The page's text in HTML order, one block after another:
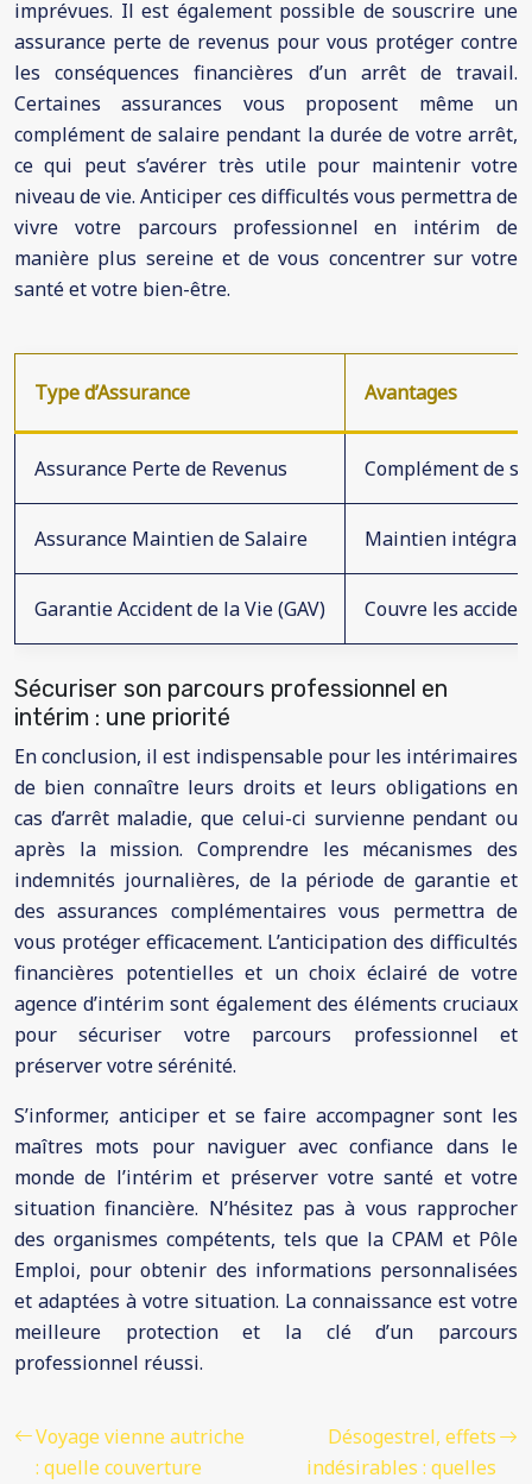
imprévues. Il est également possible de souscrire une
assurance perte de revenus pour vous protéger contre
les conséquences financières d’un arrêt de travail.
Certaines assurances vous proposent même un
complément de salaire pendant la durée de votre arrêt,
ce qui peut s’avérer très utile pour maintenir votre
niveau de vie. Anticiper ces difficultés vous permettra de
vivre votre parcours professionnel en intérim de
manière plus sereine et de vous concentrer sur votre
santé et votre bien-être.
Type d’Assurance Avantages
Assurance Perte de Revenus Complément de
Assurance Maintien de Salaire Maintien intégral
Garantie Accident de la Vie (GAV) Couvre les
Sécuriser son parcours professionnel en
intérim : une priorité
En conclusion, il est indispensable pour les intérimaires
de bien connaître leurs droits et leurs obligations en
cas d’arrêt maladie, que celui-ci survienne pendant ou
après la mission. Comprendre les mécanismes des
indemnités journalières, de la période de garantie et
des assurances complémentaires vous permettra de
vous protéger efficacement. L’anticipation des difficultés
financières potentielles et un choix éclairé de votre
agence d’intérim sont également des éléments cruciaux
pour sécuriser votre parcours professionnel et
préserver votre sérénité.
S’informer, anticiper et se faire accompagner sont les
maîtres mots pour naviguer avec confiance dans le
monde de l’intérim et préserver votre santé et votre
situation financière. N’hésitez pas à vous rapprocher
des organismes compétents, tels que la CPAM et Pôle
Emploi, pour obtenir des informations personnalisées
et adaptées à votre situation. La connaissance est votre
meilleure protection et la clé d’un parcours
professionnel réussi.
Voyage vienne autriche
: quelle couverture
Désogestrel, effets
indésirables : quelles